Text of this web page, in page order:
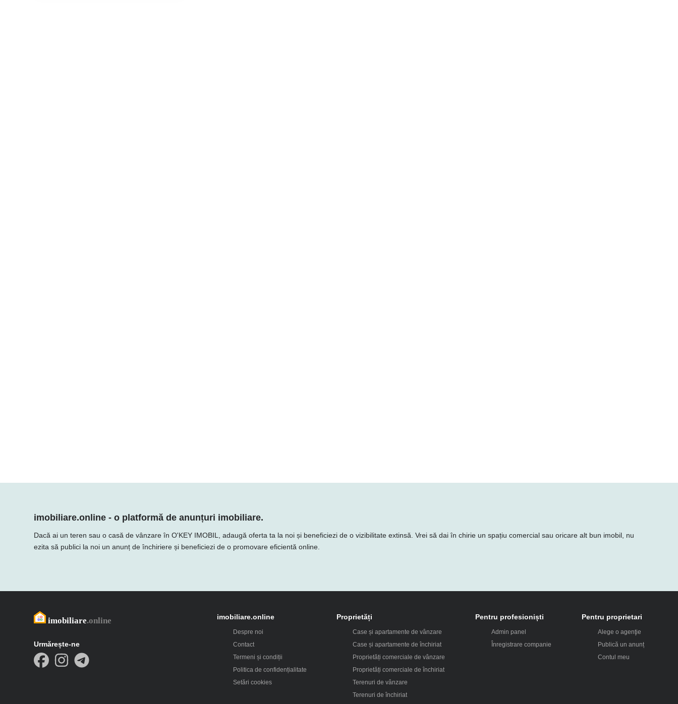
imobiliare.online - o platformă de anunțuri imobiliare.
Dacă ai un teren sau o casă de vânzare în O'KEY IMOBIL, adaugă oferta ta la noi și beneficiezi de o vizibilitate extinsă. Vrei să dai în chirie un spațiu comercial sau oricare alt bun imobil, nu
ezita să publici la noi un anunț de închiriere și beneficiezi de o promovare eficientă online.
imobiliare.online
Despre noi
Contact
Termeni și condiții
Politica de confidențialitate
Setări cookies
Proprietăți
Case și apartamente de vânzare
Case și apartamente de închiriat
Proprietăți comerciale de vânzare
Proprietăți comerciale de închiriat
Terenuri de vânzare
Terenuri de închiriat
Pentru profesioniști
Admin panel
Înregistrare companie
Pentru proprietari
Alege o agenţie
Publică un anunț
Contul meu
Urmărește-ne